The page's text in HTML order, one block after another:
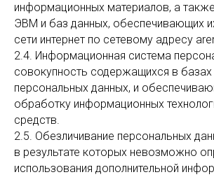
информационных материалов, а
ЭВМ и баз данных, обеспечивающих
сети интернет по сетевому адресу
2.4. Информационная система
совокупность содержащихся в
персональных данных, и
обработку информационных
средств.
2.5. Обезличивание персональных
в результате которых невозможно
использования дополнительной